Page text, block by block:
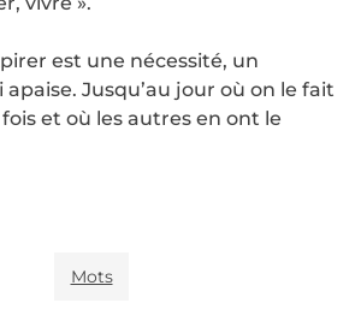
est une nécessité, un
Jusqu’au jour où on le fait
et où les autres en ont le
Mots